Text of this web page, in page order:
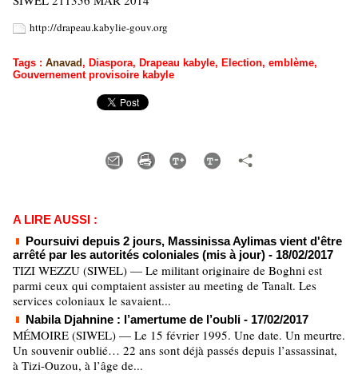
http://drapeau.kabylie-gouv.org
Tags : Anavad, Diaspora, Drapeau kabyle, Election, emblème,
Gouvernement provisoire kabyle
A LIRE AUSSI :
Poursuivi depuis 2 jours, Massinissa Aylimas vient d'être
arrêté par les autorités coloniales (mis à jour) - 18/02/2017
TIZI WEZZU (SIWEL) — Le militant originaire de Boghni est
parmi ceux qui comptaient assister au meeting de Tanalt. Les
services coloniaux le savaient...
Nabila Djahnine : l’amertume de l’oubli - 17/02/2017
MÉMOIRE (SIWEL) — Le 15 février 1995. Une date. Un meurtre.
Un souvenir oublié… 22 ans sont déjà passés depuis l’assassinat,
à Tizi-Ouzou, à l’âge de...